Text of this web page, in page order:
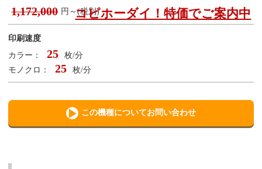
1,172,000 円～(税別)
コピホーダイ！特価でご案内中
印刷速度
カラー：
25
枚/分
モノクロ：
25 枚/分
この機種についてお問い合わせ